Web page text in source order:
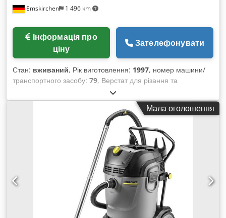
Автоматика дверцят E 65
Emskirchen 1 496 km
ціну
Зателефонувати
Стан: вживаний, Рік виготовлення: 1997, номер машини/
транспортного засобу: 79, Верстат для різання та
надрізування Schmedt PräCut 65, рік випуску 1997 -
серійний номер 79 Висота книжкового блока: до 350 мм
Товщина книжкового блока: до 90 мм Підведення повітря:
10 бар Електроживлення: 400 В / 50 Гц / 1,6 кВт (трифазне)
Продуктивність: приблизно 250–350 шт/год Онлайн-
відеоінспекція через Skype-відео Будемо раді Вашому
візиту – більше обладнання на складі Доступно негайно –
можливий огляд Djdslg Aahspfx Ag Esck На складі в
Емскірхен / Нюрнберг – можливе випробування
Мала оголошення